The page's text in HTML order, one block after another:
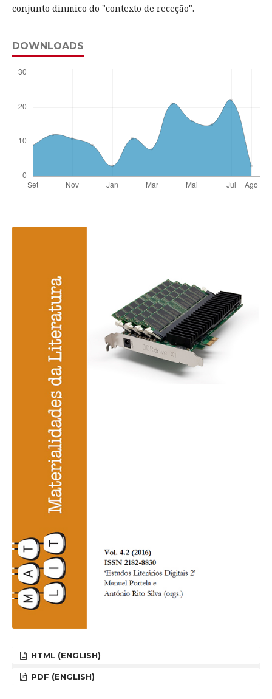
conjunto dinmico do "contexto de receção".
DOWNLOADS
HTML (ENGLISH)
PDF (ENGLISH)